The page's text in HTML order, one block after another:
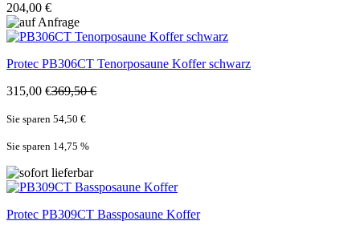
204,00 €
Protec PB306CT Tenorposaune Koffer schwarz
315,00 €369,50 €
Sie sparen 54,50 €
Sie sparen 14,75 %
Protec PB309CT Bassposaune Koffer